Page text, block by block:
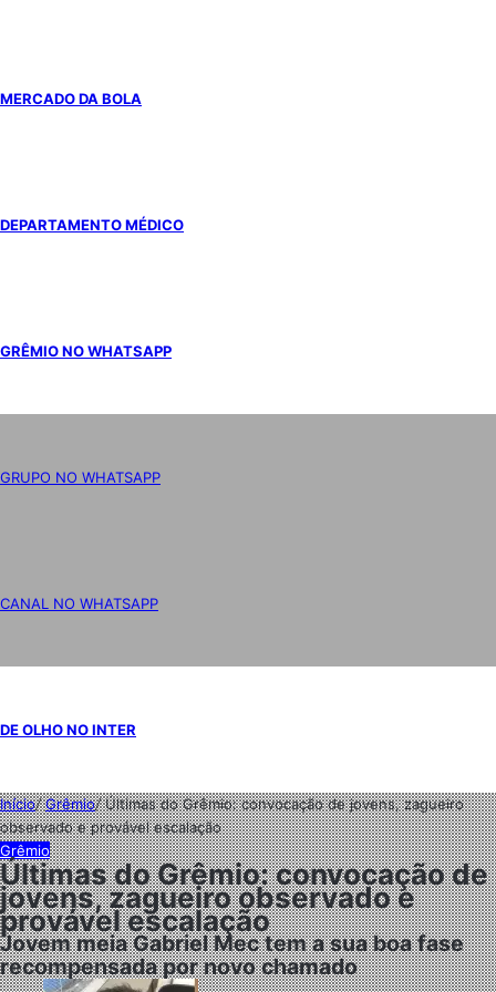
MERCADO DA BOLA
DEPARTAMENTO MÉDICO
GRÊMIO NO WHATSAPP
GRUPO NO WHATSAPP
CANAL NO WHATSAPP
DE OLHO NO INTER
Início/Grêmio/Últimas do Grêmio: convocação de jovens, zagueiro
observado e provável escalação
Grêmio
Últimas do Grêmio: convocação de
jovens, zagueiro observado e
provável escalação
Jovem meia Gabriel Mec tem a sua boa fase
recompensada por novo chamado